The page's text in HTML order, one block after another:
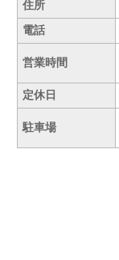
住所
電話
営業時間
定休日
駐車場